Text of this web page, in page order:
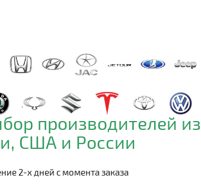
производителей из
США и России
2-х дней с момента заказа